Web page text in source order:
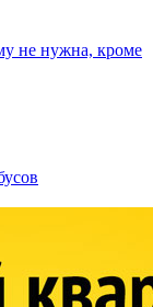
не нужна, кроме